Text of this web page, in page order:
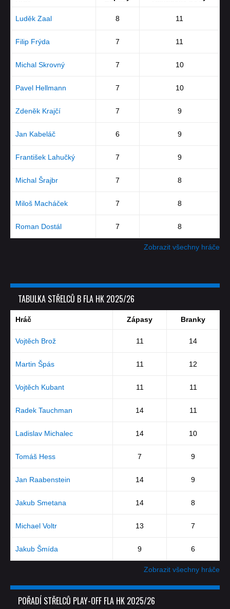
Luděk Zaal 8 11
Filip Frýda 7 11
Michal Skrovný 7 10
Pavel Hellmann 7 10
Zdeněk Krajčí 7 9
Jan Kabeláč 6 9
František Lahučký 7 9
Michal Šrajbr 7 8
Miloš Macháček 7 8
Roman Dostál 7 8
Zobrazit všechny hráče
TABULKA STŘELCŮ B FLA HK 2025/26
Hráč Zápasy Branky
Vojtěch Brož 11 14
Martin Špás 11 12
Vojtěch Kubant 11 11
Radek Tauchman 14 11
Ladislav Michalec 14 10
Tomáš Hess 7 9
Jan Raabenstein 14 9
Jakub Smetana 14 8
Michael Voltr 13 7
Jakub Šmída 9 6
Zobrazit všechny hráče
POŘADÍ STŘELCŮ PLAY-OFF FLA HK 2025/26